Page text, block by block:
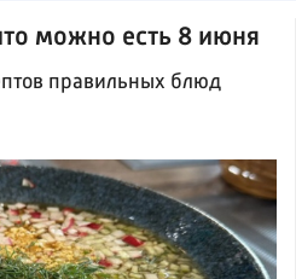
можно есть 8 июня
правильных блюд